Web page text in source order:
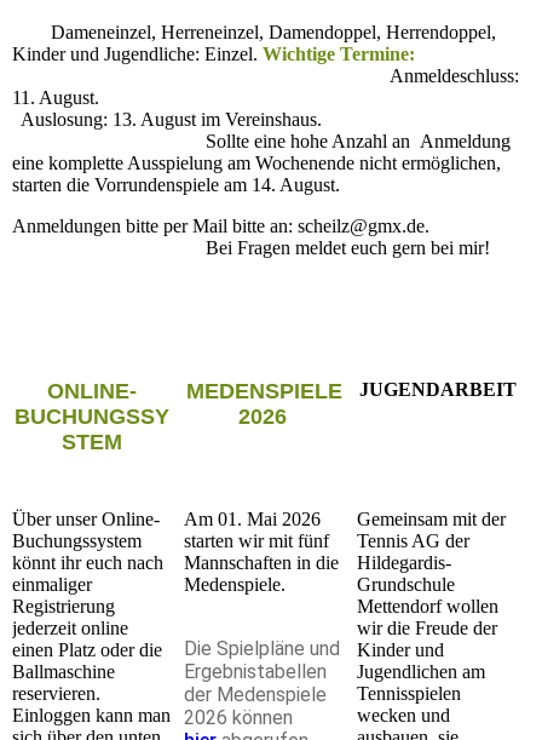
Dameneinzel, Herreneinzel, Damendoppel, Herrendoppel,
Kinder und Jugendliche: Einzel. Wichtige Termine:
Anmeldeschluss:
11. August.
Auslosung: 13. August im Vereinshaus.
Sollte eine hohe Anzahl an Anmeldung
eine komplette Ausspielung am Wochenende nicht ermöglichen,
starten die Vorrundenspiele am 14. August.
Anmeldungen bitte per Mail bitte an: scheilz@gmx.de.
Bei Fragen meldet euch gern bei mir!
ONLINE-
BUCHUNGSSY
STEM
MEDENSPIELE
2026
JUGENDARBEIT
Über unser Online-
Buchungssystem
könnt ihr euch nach
einmaliger
Registrierung
jederzeit online
einen Platz oder die
Ballmaschine
reservieren.
Einloggen kann man
Am 01. Mai 2026
starten wir mit fünf
Mannschaften in die
Medenspiele.
Die Spielpläne und
Ergebnistabellen
der Medenspiele
2026 können
Gemeinsam mit der
Tennis AG der
Hildegardis-
Grundschule
Mettendorf wollen
wir die Freude der
Kinder und
Jugendlichen am
Tennisspielen
wecken und